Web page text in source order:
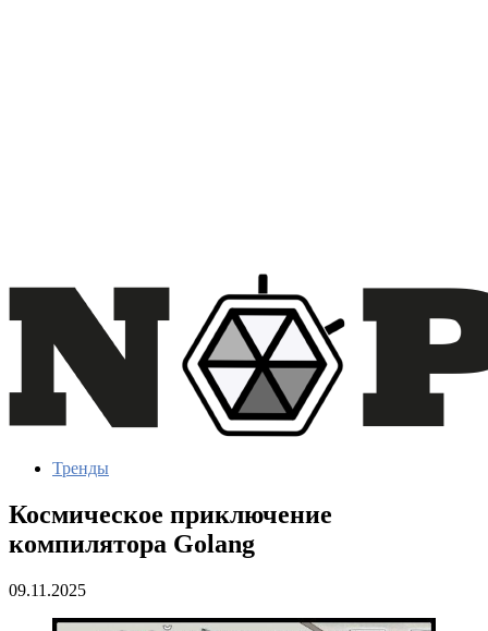
Тренды
Космическое приключение
компилятора Golang
09.11.2025